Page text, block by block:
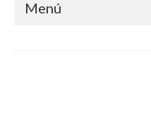
Menú